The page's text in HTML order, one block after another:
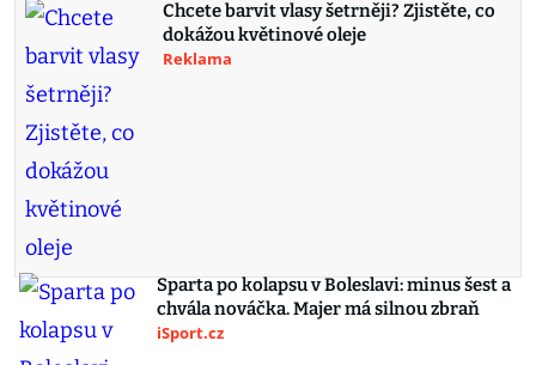
Chcete barvit vlasy šetrněji? Zjistěte, co
dokážou květinové oleje
Reklama
Sparta po kolapsu v Boleslavi: minus šest a
chvála nováčka. Majer má silnou zbraň
iSport.cz